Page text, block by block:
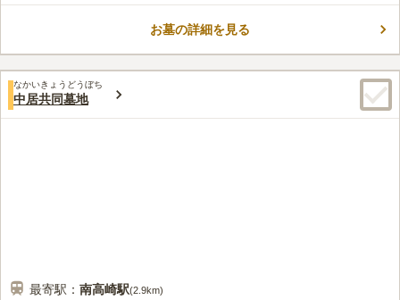
この霊園はまだ誰からも評価されていません。
お墓の詳細を見る
なかいきょうどうぼち
中居共同墓地
最寄駅： 南高崎駅(2.9km)